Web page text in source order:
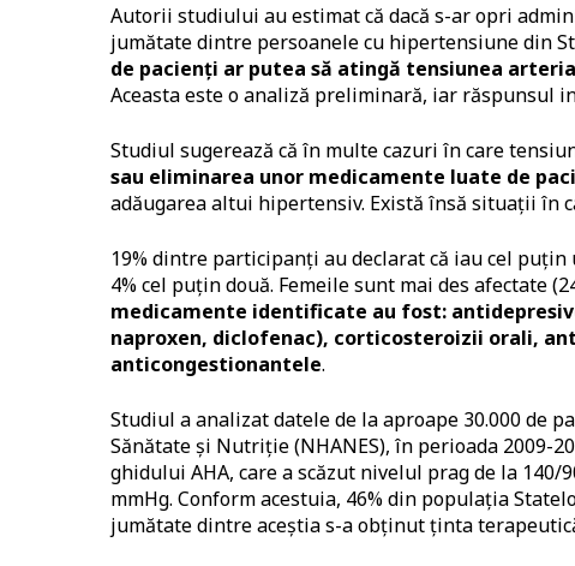
Autorii studiului au estimat că dacă s-ar opri
jumătate dintre persoanele cu hipertensiune din
de pacienți ar putea să atingă tensiunea
Aceasta este o analiză preliminară, iar răspunsul
Studiul sugerează că în multe cazuri în care
sau eliminarea unor medicamente luate de
adăugarea altui hipertensiv. Există însă situații în
19% dintre participanți au declarat că iau cel
4% cel puțin două. Femeile sunt mai des afectate
medicamente identificate au fost:
naproxen, diclofenac), corticosteroizii orali,
anticongestionantele.
Studiul a analizat datele de la aproape 30.000 de
Sănătate și Nutriție (NHANES), în perioada 2009-
ghidului AHA, care a scăzut nivelul prag de la
mmHg. Conform acestuia, 46% din populația
jumătate dintre aceștia s-a obținut ținta